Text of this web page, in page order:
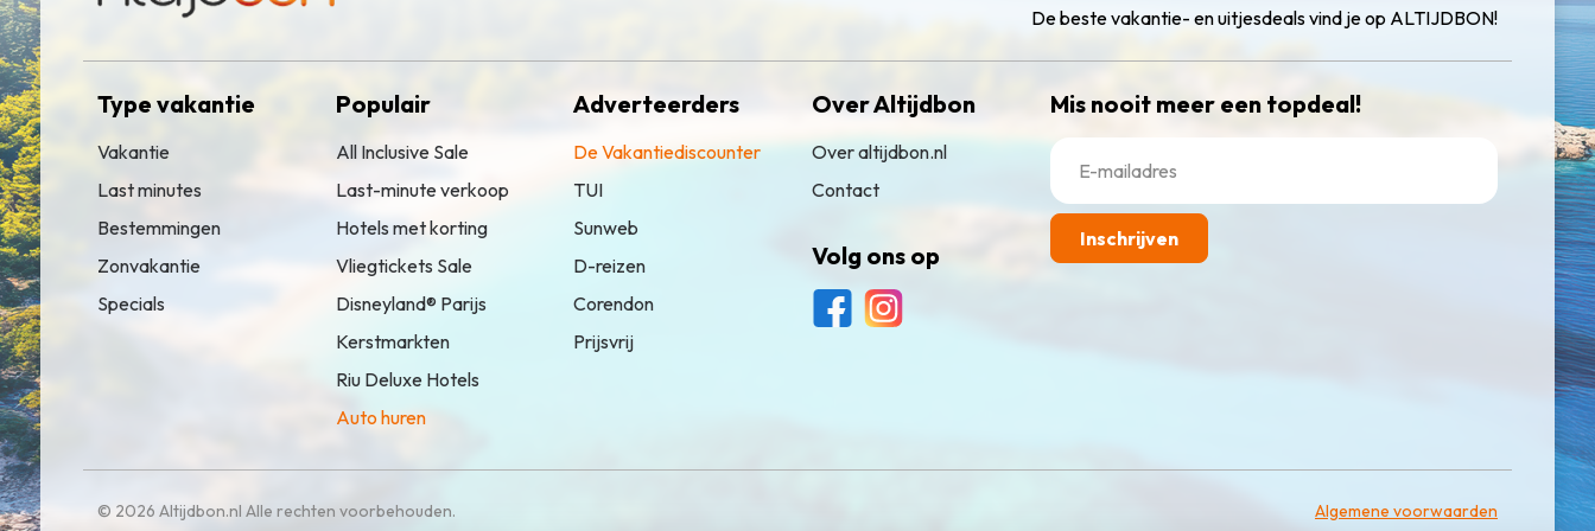
De beste vakantie- en uitjesdeals vind je op ALTIJDBON!
Type vakantie
Vakantie
Last minutes
Bestemmingen
Zonvakantie
Specials
Populair
All Inclusive Sale
Last-minute verkoop
Hotels met korting
Vliegtickets Sale
Disneyland® Parijs
Kerstmarkten
Riu Deluxe Hotels
Auto huren
Adverteerders
De Vakantiediscounter
TUI
Sunweb
D-reizen
Corendon
Prijsvrij
Over Altijdbon
Over altijdbon.nl
Contact
Volg ons op
Mis nooit meer een topdeal!
Inschrijven
© 2026 Altijdbon.nl Alle rechten voorbehouden. Algemene voorwaarden